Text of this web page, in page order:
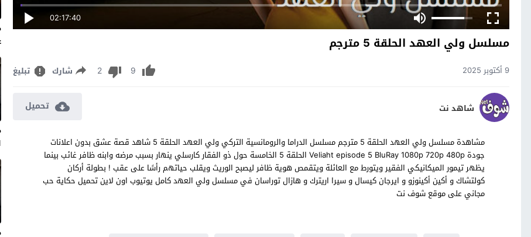
02:17:40
مسلسل ولي العهد الحلقة 5 مترجم
9 أكتوبر 2025 9
2 شارك تبليغ
شاهد نت تحميل
مشاهدة مسلسل ولي العهد الحلقة 5 مترجم مسلسل الدراما والرومانسية التركي ولي العهد الحلقة 5 شاهد قصة عشق بدون اعلانات
جودة Veliaht episode 5 BluRay 1080p 720p 480p الحلقة 5 الخامسة حول ذو الفقار كارسلي ينهار بسبب مرضه وابنه ظافر غائب بينما
يظهر تيمور الميكانيكي الفقير ويتورط مع العائلة ويتقمص هوية ظافر ليصبح الوريث ويقلب حياتهم رأسًا على عقب ! بطولة أركان
كولتشاك و أكين أكينوزو و ايرجان كيسال و سيرا اريترك و هازال توراسان في مسلسل ولي العهد كامل يوتيوب اون لاين تحميل حكاية حب
مجاني على موقع شوف نت